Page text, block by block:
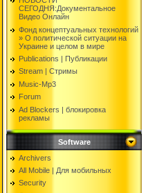
СЕГОДНЯ:Документальнoе
Видео Oнлайн
Фонд концептуальных технологий
» O политической ситуации на
Украине и целом в мире
Publications | Публикации
Stream | Стримы
Music-Mp3
Forum
Ad Blockers | блокировкa
рекламы
Software
Archivers
All Mobile | Для мобильных
Security